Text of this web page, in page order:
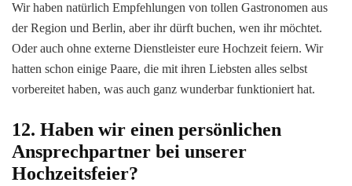
Wir haben natürlich Empfehlungen von tollen Gastronomen aus
der Region und Berlin, aber ihr dürft buchen, wen ihr möchtet.
Oder auch ohne externe Dienstleister eure Hochzeit feiern. Wir
hatten schon einige Paare, die mit ihren Liebsten alles selbst
vorbereitet haben, was auch ganz wunderbar funktioniert hat.
12. Haben wir einen persönlichen
Ansprechpartner bei unserer
Hochzeitsfeier?